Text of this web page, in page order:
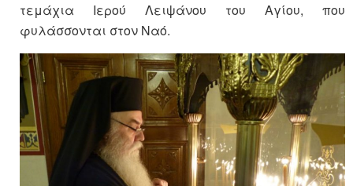
τεμάχια Ιερού Λειψάνου του Αγίου, που
φυλάσσονται στον Ναό.